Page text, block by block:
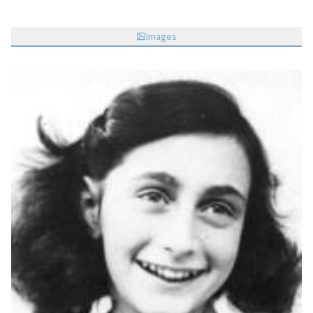
Images